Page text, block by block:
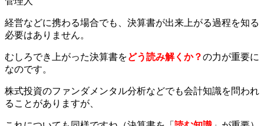
経営などに携わる場合でも、決算書が出来上がる過程を知る
必要はありません。
むしろでき上がった決算書をどう読み解くか？の力が重要に
なのです。
株式投資のファンダメンタル分析などでも会計知識を問われ
ることがありますが、